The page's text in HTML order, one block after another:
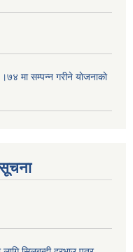
मा सम्पन्न गरीने याेजनाकाे